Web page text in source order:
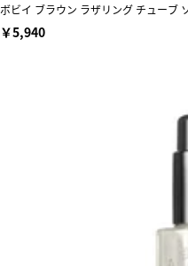
ボビイ ブラウン ラザリング チューブ
￥5,940